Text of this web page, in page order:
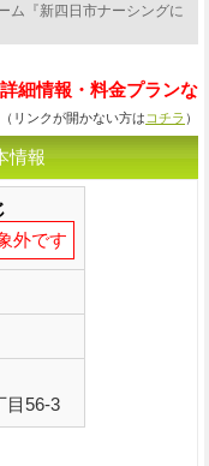
ム『新四日市ナーシングに
細情報・料金プランな
（リンクが開かない方は コチラ ）
情報
外です
目56-3